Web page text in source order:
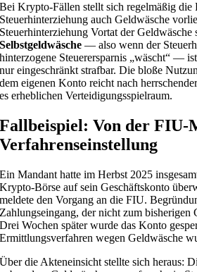
Bei Krypto-Fällen stellt sich regelmäßig die
Steuerhinterziehung auch Geldwäsche
Steuerhinterziehung Vortat der Geldwäsche
Selbstgeldwäsche — also wenn der
hinterzogene Steuerersparnis „wäscht“ —
nur eingeschränkt strafbar. Die bloße
dem eigenen Konto reicht nach
es erheblichen Verteidigungsspielraum.
Fallbeispiel: Von der FIU-
Verfahrenseinstellung
Ein Mandant hatte im Herbst 2025
Krypto-Börse auf sein Geschäftskonto
meldete den Vorgang an die FIU.
Zahlungseingang, der nicht zum bisherigen
Drei Wochen später wurde das Konto
Ermittlungsverfahren wegen Geldwäsche
Über die Akteneinsicht stellte sich heraus: